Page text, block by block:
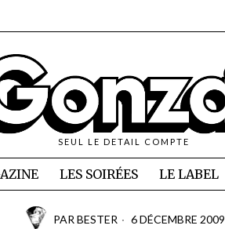
SEUL LE DETAIL COMPTE
LES SOIRÉES LE LABEL
PAR BESTER 6 DÉCEMBRE 2009